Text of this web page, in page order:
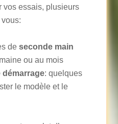
vos essais, plusieurs
deseconde main
ou au mois
démarrage: quelques
le modèle et le